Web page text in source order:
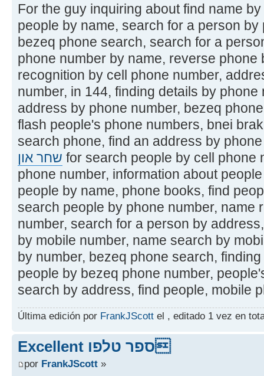
For the guy inquiring about find name
people by name, search for a person
bezeq phone search, search for a
phone number by name, reverse
recognition by cell phone number,
number, in 144, finding details by
address by phone number, bezeq
flash people's phone numbers, bnei
search phone, find an address by
שחר און for search people by cell phone
phone number, information about
people by name, phone books, find
search people by phone number, name
number, search for a person by
by mobile number, name search by
by number, bezeq phone search,
people by bezeq phone number,
search by address, find people, mobile
Última edición por FrankJScott el , editado 1 vez en
Excellent ספר טלפו
por FrankJScott »